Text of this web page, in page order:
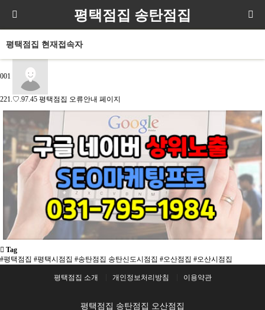
평택점집 송탄점집
평택점집 현재접속자
001
221.♡.97.45 평택점집 오류안내 페이지
Tag
#평택점집 #평택시점집 #송탄점집 송탄신도시점집 #오산점집 #오산시점집
평택점집 소개 개인정보처리방침 이용약관
평택점집 송탄점집 오산점집